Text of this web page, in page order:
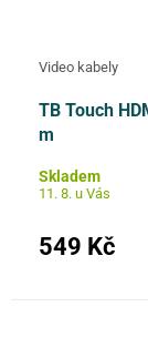
Video kabely
TB Touch
m
Skladem
11. 8. u Vás
549 Kč